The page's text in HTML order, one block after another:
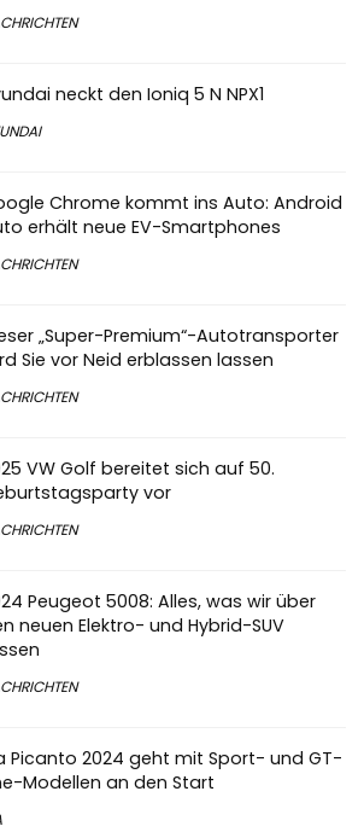
neckt den Ioniq 5 N NPX1
Chrome kommt ins Auto: Android
erhält neue EV-Smartphones
„Super-Premium“-Autotransporter
Sie vor Neid erblassen lassen
VW Golf bereitet sich auf 50.
vor
Peugeot 5008: Alles, was wir über
neuen Elektro- und Hybrid-SUV
Picanto 2024 geht mit Sport- und GT-
Modellen an den Start